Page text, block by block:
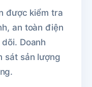
được kiểm tra
an toàn điện
Doanh
sát sản lượng